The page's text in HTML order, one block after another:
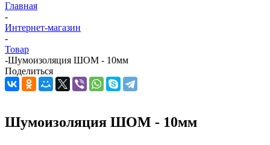
Главная
-
Интернет-магазин
-
Товар
-Шумоизоляция ШОМ - 10мм
Поделиться
Шумоизоляция ШОМ - 10мм